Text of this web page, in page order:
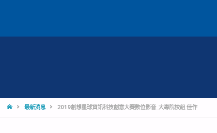
HOME最新消息 2019創想星球資訊科技創意大賽數位影音_大專院校組 佳作